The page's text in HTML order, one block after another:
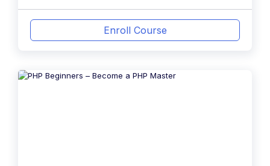
Enroll Course